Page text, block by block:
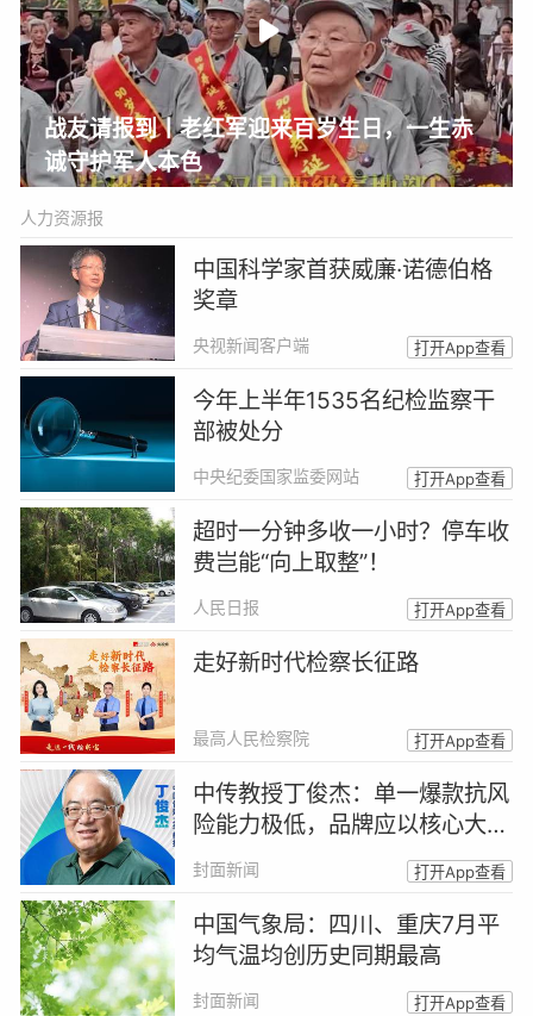
战友请报到丨老红军迎来百岁生日，一生赤
诚守护军人本色
人力资源报
中国科学家首获威廉·诺德伯格
奖章
央视新闻客户端 打开App查看
今年上半年1535名纪检监察干
部被处分
中央纪委国家监委网站 打开App查看
超时一分钟多收一小时？停车收
费岂能“向上取整”！
人民日报 打开App查看
走好新时代检察长征路
最高人民检察院 打开App查看
中传教授丁俊杰：单一爆款抗风
险能力极低，品牌应以核心大单
品站稳用户心智 | 超品大师说
封面新闻 打开App查看
中国气象局：四川、重庆7月平
均气温均创历史同期最高
封面新闻 打开App查看